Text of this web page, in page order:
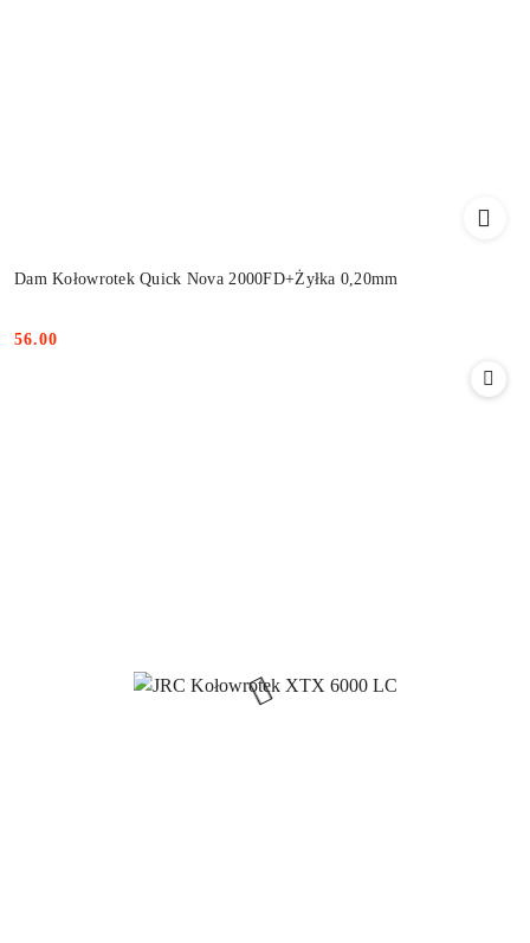
Dam Kołowrotek Quick Nova 2000FD+Żyłka 0,20mm
Cena:
56.00